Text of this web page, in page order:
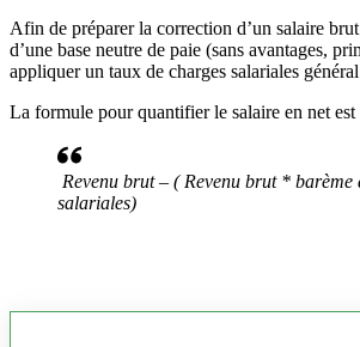
Afin de préparer la correction d’un salaire
d’une base neutre de paie (sans avantages,
appliquer un taux de charges salariales
La formule pour quantifier le salaire en net est
Revenu brut – ( Revenu brut * barème
salariales)